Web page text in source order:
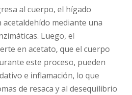
al cuerpo, el hígado
mediante una
Luego, el
en acetato, que el cuerpo
este proceso, pueden
e inflamación, lo que
de resaca y al desequilibrio